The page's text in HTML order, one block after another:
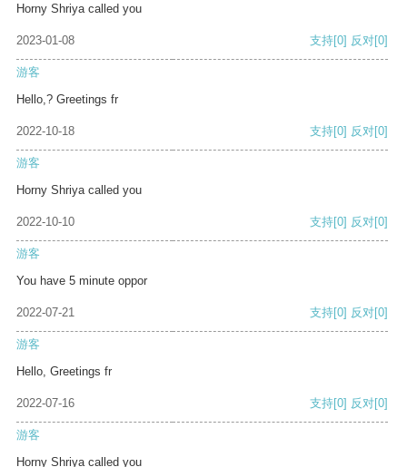
Horny Shriya called you
2023-01-08 支持[0] 反对[0]
游客
Hello,? Greetings fr
2022-10-18 支持[0] 反对[0]
游客
Horny Shriya called you
2022-10-10 支持[0] 反对[0]
游客
You have 5 minute oppor
2022-07-21 支持[0] 反对[0]
游客
Hello, Greetings fr
2022-07-16 支持[0] 反对[0]
游客
Horny Shriya called you